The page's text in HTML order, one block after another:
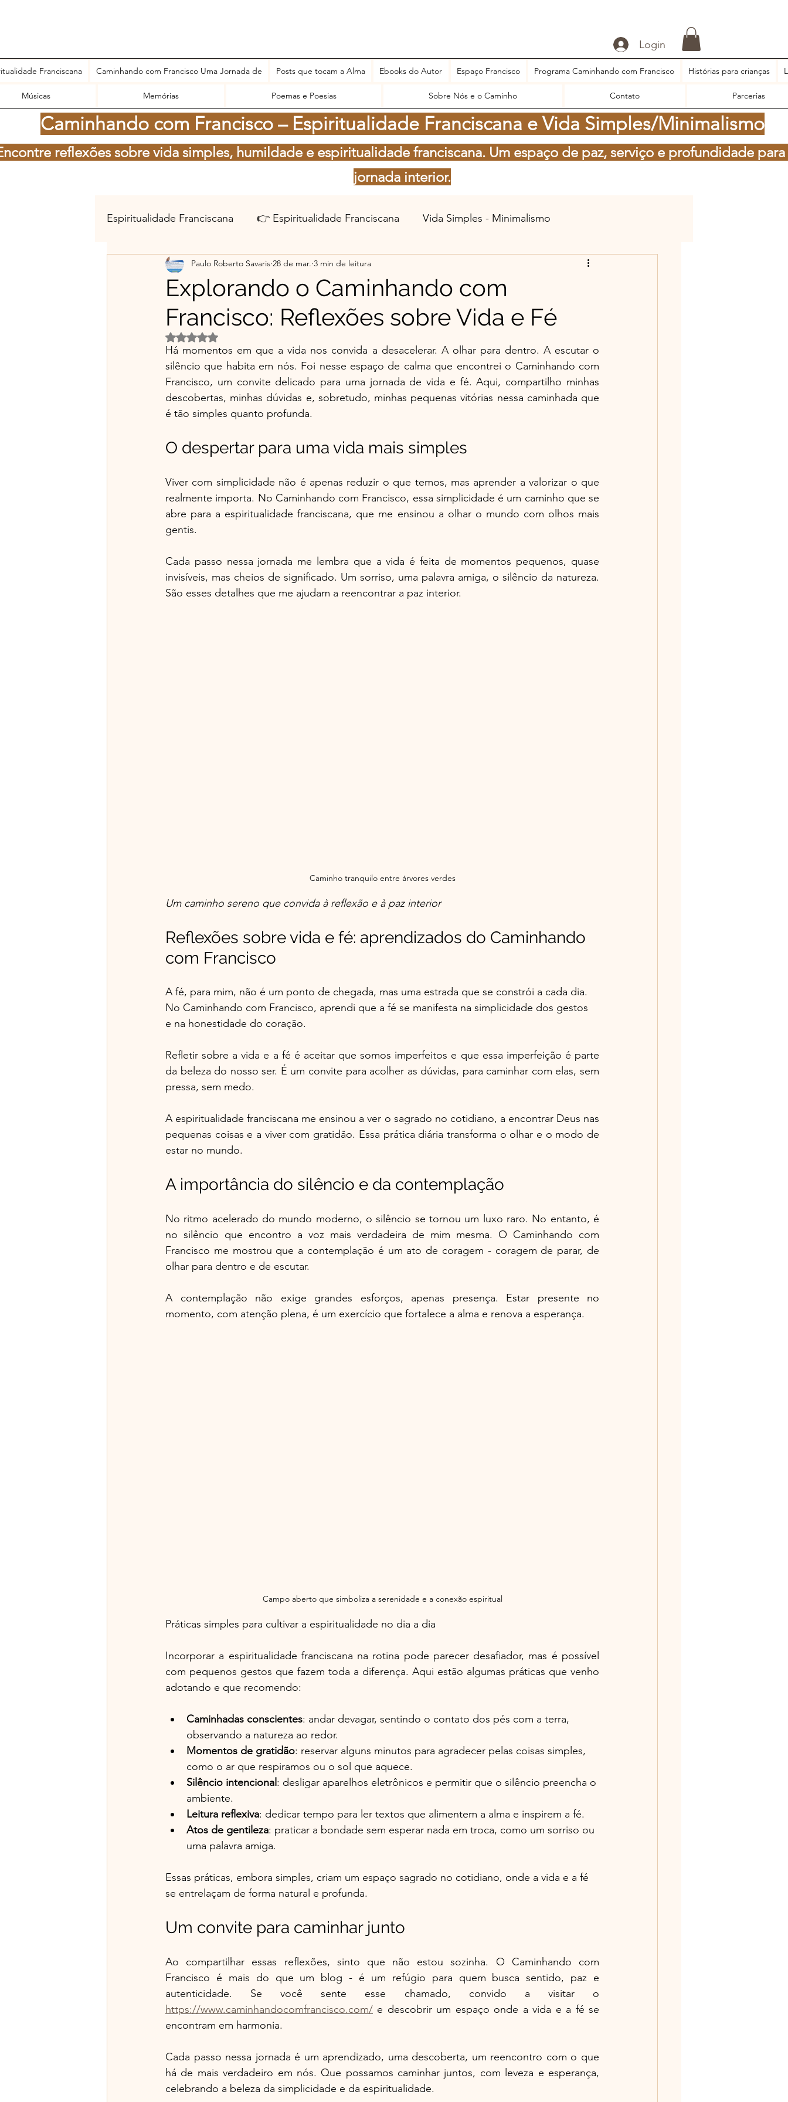
Login
Franciscana Caminhando com Francisco Uma Jornada de Posts que tocam a Alma Ebooks do Autor Espaço Francisco Programa Caminhando com Francisco Histórias para crianças
Músicas Memórias Poemas e Poesias Sobre Nós e o Caminho Contato Parcerias
Caminhando com Francisco – Espiritualidade Franciscana e Vida Simples/Minimalismo
reflexões sobre vida simples, humildade e espiritualidade franciscana. Um espaço de paz, serviço e profundidade para
jornada interior.
Espiritualidade Franciscana 👉 Espiritualidade Franciscana Vida Simples - Minimalismo
Projetos Educativos Flor da Serra do Sul - Histórias
Material gratuito e Publicidade Top 5 do Mês | Leituras que Tocaram Minha história tem valor
🌿Franciscanismo com Irmão Éder Espiritualidade Franciscana
Explorando o Caminhando com
Francisco: Reflexões sobre Vida e Fé
Paulo Roberto Savaris 28 de mar. 3 min de leitura
Avaliado com NaN de 5 estrelas.
Há momentos em que a vida nos convida a desacelerar. A olhar para dentro. A escutar o
silêncio que habita em nós. Foi nesse espaço de calma que encontrei o Caminhando com
Francisco, um convite delicado para uma jornada de vida e fé. Aqui, compartilho minhas
descobertas, minhas dúvidas e, sobretudo, minhas pequenas vitórias nessa caminhada que
é tão simples quanto profunda.
O despertar para uma vida mais simples
Viver com simplicidade não é apenas reduzir o que temos, mas aprender a valorizar o que
realmente importa. No Caminhando com Francisco, essa simplicidade é um caminho que se
abre para a espiritualidade franciscana, que me ensinou a olhar o mundo com olhos mais
gentis.
Cada passo nessa jornada me lembra que a vida é feita de momentos pequenos, quase
invisíveis, mas cheios de significado. Um sorriso, uma palavra amiga, o silêncio da natureza.
São esses detalhes que me ajudam a reencontrar a paz interior.
Caminho tranquilo entre árvores verdes
Um caminho sereno que convida à reflexão e à paz interior
Reflexões sobre vida e fé: aprendizados do Caminhando
com Francisco
A fé, para mim, não é um ponto de chegada, mas uma estrada que se constrói a cada dia.
No Caminhando com Francisco, aprendi que a fé se manifesta na simplicidade dos gestos
e na honestidade do coração.
Refletir sobre a vida e a fé é aceitar que somos imperfeitos e que essa imperfeição é parte
da beleza do nosso ser. É um convite para acolher as dúvidas, para caminhar com elas, sem
pressa, sem medo.
A espiritualidade franciscana me ensinou a ver o sagrado no cotidiano, a encontrar Deus nas
pequenas coisas e a viver com gratidão. Essa prática diária transforma o olhar e o modo de
estar no mundo.
A importância do silêncio e da contemplação
No ritmo acelerado do mundo moderno, o silêncio se tornou um luxo raro. No entanto, é
no silêncio que encontro a voz mais verdadeira de mim mesma. O Caminhando com
Francisco me mostrou que a contemplação é um ato de coragem - coragem de parar, de
olhar para dentro e de escutar.
A contemplação não exige grandes esforços, apenas presença. Estar presente no
momento, com atenção plena, é um exercício que fortalece a alma e renova a esperança.
Campo aberto que simboliza a serenidade e a conexão espiritual
Práticas simples para cultivar a espiritualidade no dia a dia
Incorporar a espiritualidade franciscana na rotina pode parecer desafiador, mas é possível
com pequenos gestos que fazem toda a diferença. Aqui estão algumas práticas que venho
adotando e que recomendo:
Caminhadas conscientes: andar devagar, sentindo o contato dos pés com a terra,
observando a natureza ao redor.
Momentos de gratidão: reservar alguns minutos para agradecer pelas coisas simples,
como o ar que respiramos ou o sol que aquece.
Silêncio intencional : desligar aparelhos eletrônicos e permitir que o silêncio preencha o
ambiente.
Leitura reflexiva: dedicar tempo para ler textos que alimentem a alma e inspirem a fé.
Atos de gentileza: praticar a bondade sem esperar nada em troca, como um sorriso ou
uma palavra amiga.
Essas práticas, embora simples, criam um espaço sagrado no cotidiano, onde a vida e a fé
se entrelaçam de forma natural e profunda.
Um convite para caminhar junto
Ao compartilhar essas reflexões, sinto que não estou sozinha. O Caminhando com
Francisco é mais do que um blog - é um refúgio para quem busca sentido, paz e
https://www.caminhandocomfrancisco.com/ e descobrir um espaço onde a vida e a fé se
encontram em harmonia.
Cada passo nessa jornada é um aprendizado, uma descoberta, um reencontro com o que
há de mais verdadeiro em nós. Que possamos caminhar juntos, com leveza e esperança,
celebrando a beleza da simplicidade e da espiritualidade.